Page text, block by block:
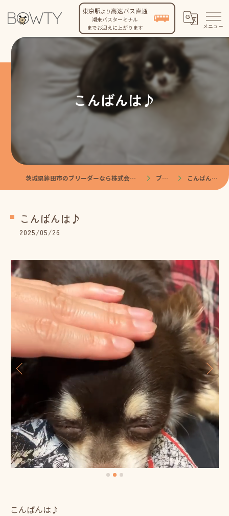
東京駅より高速バス直通
潮来バスターミナル
までお迎えに上がります
こんばんは♪
茨城県鉾田市のブリーダーなら株式会社BOWTY ブログ こんばんは♪
こんばんは♪
2025/05/26
こんばんは♪